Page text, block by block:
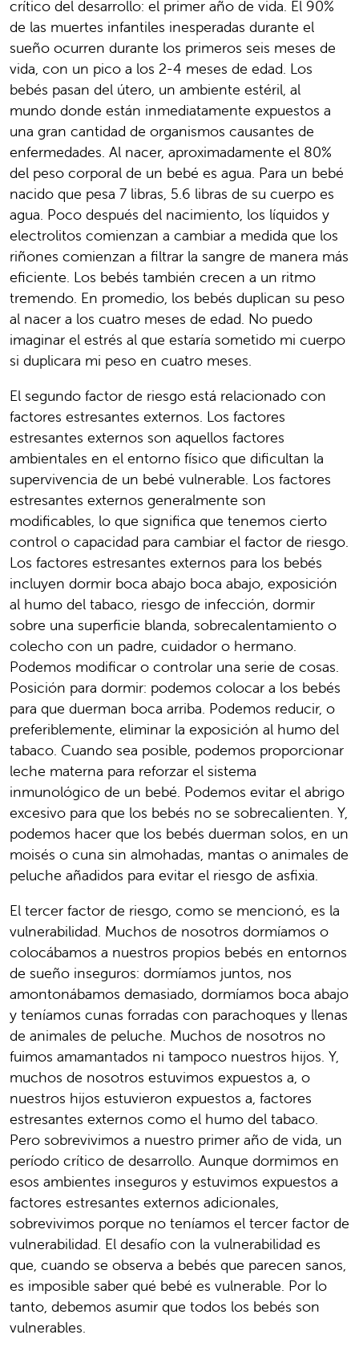
crítico del desarrollo: el primer año de vida. El 90%
de las muertes infantiles inesperadas durante el
sueño ocurren durante los primeros seis meses de
vida, con un pico a los 2-4 meses de edad. Los
bebés pasan del útero, un ambiente estéril, al
mundo donde están inmediatamente expuestos a
una gran cantidad de organismos causantes de
enfermedades. Al nacer, aproximadamente el 80%
del peso corporal de un bebé es agua. Para un bebé
nacido que pesa 7 libras, 5.6 libras de su cuerpo es
agua. Poco después del nacimiento, los líquidos y
electrolitos comienzan a cambiar a medida que los
riñones comienzan a filtrar la sangre de manera más
eficiente. Los bebés también crecen a un ritmo
tremendo. En promedio, los bebés duplican su peso
al nacer a los cuatro meses de edad. No puedo
imaginar el estrés al que estaría sometido mi cuerpo
si duplicara mi peso en cuatro meses.
El segundo factor de riesgo está relacionado con
factores estresantes externos. Los factores
estresantes externos son aquellos factores
ambientales en el entorno físico que dificultan la
supervivencia de un bebé vulnerable. Los factores
estresantes externos generalmente son
modificables, lo que significa que tenemos cierto
control o capacidad para cambiar el factor de riesgo.
Los factores estresantes externos para los bebés
incluyen dormir boca abajo boca abajo, exposición
al humo del tabaco, riesgo de infección, dormir
sobre una superficie blanda, sobrecalentamiento o
colecho con un padre, cuidador o hermano.
Podemos modificar o controlar una serie de cosas.
Posición para dormir: podemos colocar a los bebés
para que duerman boca arriba. Podemos reducir, o
preferiblemente, eliminar la exposición al humo del
tabaco. Cuando sea posible, podemos proporcionar
leche materna para reforzar el sistema
inmunológico de un bebé. Podemos evitar el abrigo
excesivo para que los bebés no se sobrecalienten. Y,
podemos hacer que los bebés duerman solos, en un
moisés o cuna sin almohadas, mantas o animales de
peluche añadidos para evitar el riesgo de asfixia.
El tercer factor de riesgo, como se mencionó, es la
vulnerabilidad. Muchos de nosotros dormíamos o
colocábamos a nuestros propios bebés en entornos
de sueño inseguros: dormíamos juntos, nos
amontonábamos demasiado, dormíamos boca abajo
y teníamos cunas forradas con parachoques y llenas
de animales de peluche. Muchos de nosotros no
fuimos amamantados ni tampoco nuestros hijos. Y,
muchos de nosotros estuvimos expuestos a, o
nuestros hijos estuvieron expuestos a, factores
estresantes externos como el humo del tabaco.
Pero sobrevivimos a nuestro primer año de vida, un
período crítico de desarrollo. Aunque dormimos en
esos ambientes inseguros y estuvimos expuestos a
factores estresantes externos adicionales,
sobrevivimos porque no teníamos el tercer factor de
vulnerabilidad. El desafío con la vulnerabilidad es
que, cuando se observa a bebés que parecen sanos,
es imposible saber qué bebé es vulnerable. Por lo
tanto, debemos asumir que todos los bebés son
vulnerables.